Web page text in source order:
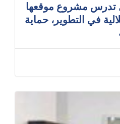
تدرس مشروع موقعها
في التطوير، حماية